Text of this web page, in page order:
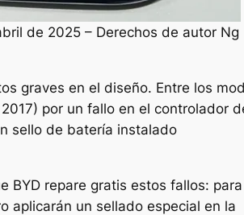
de 2025 – Derechos de autor Ng
graves en el diseño. Entre los
por un fallo en el controlador
sello de batería instalado
BYD repare gratis estos fallos:
aplicarán un sellado especial en la